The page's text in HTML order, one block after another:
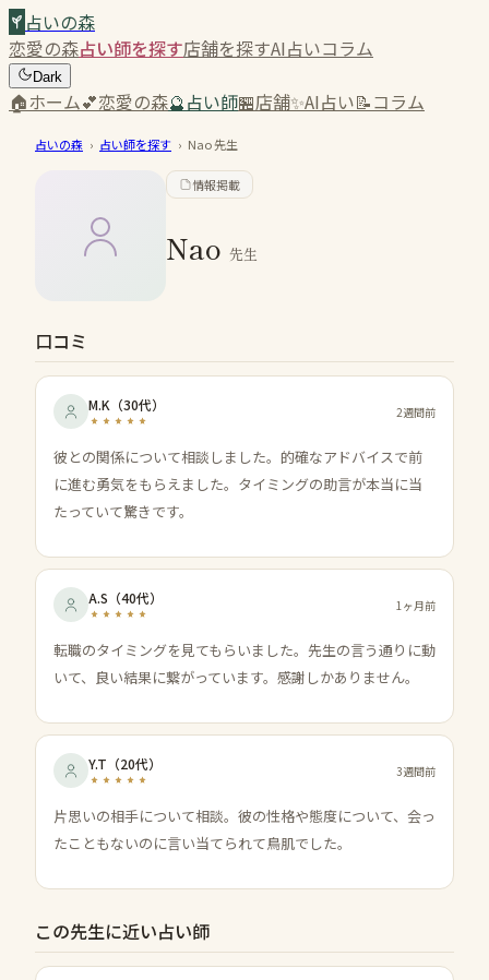
占いの森
恋愛の森占い師を探す店舗を探すAI占いコラム
Dark
🏠ホーム💕恋愛の森🔮占い師🏪店舗✨AI占い📝コラム
占いの森 › 占い師を探す › Nao先生
情報掲載
Nao 先生
口コミ
M.K （30代） 2週間前
彼との関係について相談しました。的確なアドバイスで前
に進む勇気をもらえました。タイミングの助言が本当に当
たっていて驚きです。
A.S （40代） 1ヶ月前
転職のタイミングを見てもらいました。先生の言う通りに動
いて、良い結果に繋がっています。感謝しかありません。
Y.T （20代） 3週間前
片思いの相手について相談。彼の性格や態度について、会っ
たこともないのに言い当てられて鳥肌でした。
この先生に近い占い師